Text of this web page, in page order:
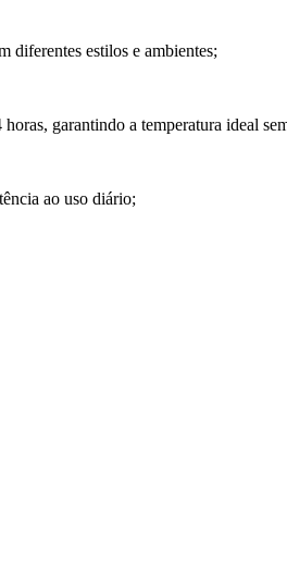
diferentes estilos e ambientes;
garantindo a temperatura ideal
ao uso diário;